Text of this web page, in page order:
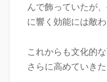
んで飾っていたが
に響く効能には敵わ
これからも文化的
さらに高めていきた